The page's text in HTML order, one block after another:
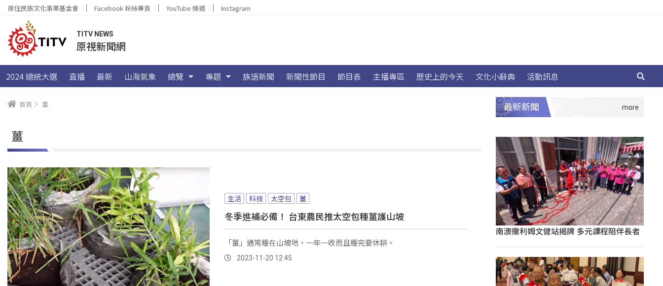
原住民族文化事業基金會 Facebook 粉絲專頁 YouTube 頻道 Instagram
TITV NEWS
原視新聞網
2024 總統大選 直播 最新 山海氣象 總覽 專題 族語新聞 新聞性節目 節目表 主播專區 歷史上的今天 文化小辭典 活動訊息
首頁 薑
薑
生活 科技 太空包 薑
冬季進補必備！ 台東農民推太空包種薑護山坡
「薑」通常種在山坡地，一年一收而且種完要休耕。
2023-11-20 12:45
最新新聞
南澳撒利姆文健站揭牌 多元課程陪伴長者